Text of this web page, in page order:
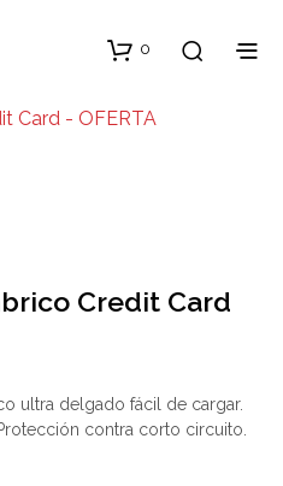
0
Credit Card
ultra delgado fácil de cargar.
contra corto circuito.